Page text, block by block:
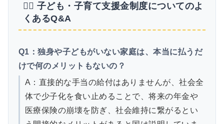
🙋‍♀️ 子ども・子育て支援金制度についてのよ
くあるQ&A
Q1：独身や子どもがいない家庭は、本当に払うだ
けで何のメリットもないの？
A：直接的な手当の給付はありませんが、社会全
体で少子化を食い止めることで、将来の年金や
医療保険の崩壊を防ぎ、社会維持に繋がるとい